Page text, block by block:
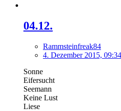
04.12.
Rammsteinfreak84
4. Dezember 2015, 09:34
Sonne
Eifersucht
Seemann
Keine Lust
Liese